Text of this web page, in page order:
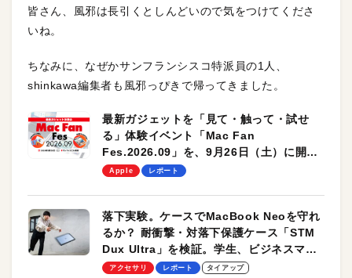
皆さん、風邪は長引くとしんどいので気をつけてくださ
いね。
ちなみに、なぜかサンフランシスコ特派員の1人、
shinkawa編集者も風邪っぴきで帰ってきました。
最新ガジェットを「見て・触って・試せ
る」体験イベント「Mac Fan
Fes.2026.09」を、9月26日（土）に開催
します！
Apple レポート
落下実験。ケースでMacBook Neoを守れ
るか？ 耐衝撃・対落下保護ケース「STM
Dux Ultra」を検証。学生、ビジネスマン
のモバイルユースに最適！
アクセサリ レポート タイアップ